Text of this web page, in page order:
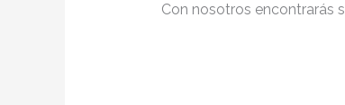
Con nosotros encontrarás